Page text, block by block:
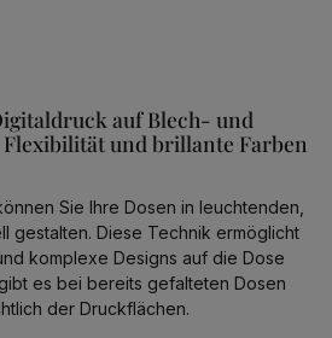
auf Blech- und
und brillante Farben
Sie Ihre Dosen in leuchtenden,
gestalten. Diese Technik ermöglicht
komplexe Designs auf die Dose
es bei bereits gefalteten Dosen
der Druckflächen.